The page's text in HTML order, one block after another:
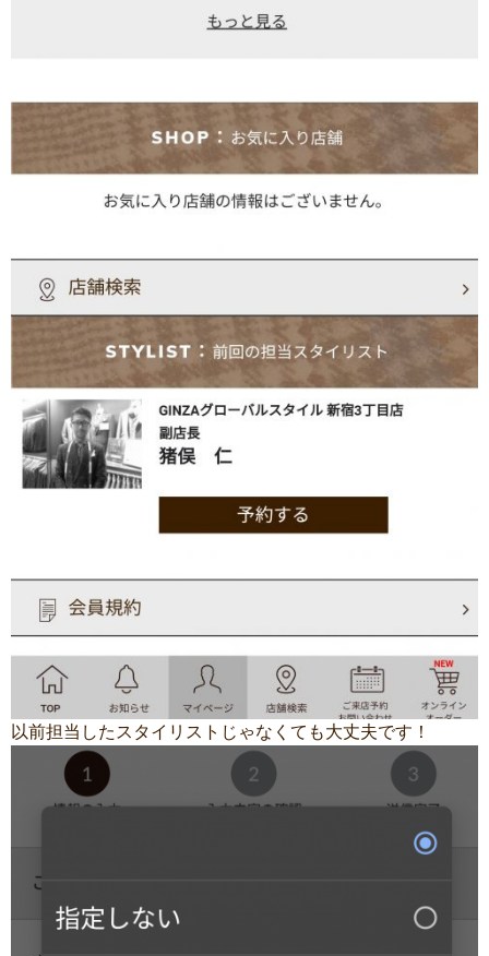
以前担当したスタイリストじゃなくても大丈夫です！